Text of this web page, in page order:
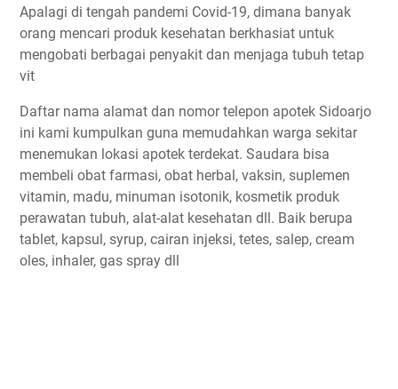
Apalagi di tengah pandemi Covid-19, dimana banyak
orang mencari produk kesehatan berkhasiat untuk
mengobati berbagai penyakit dan menjaga tubuh tetap
vit
Daftar nama alamat dan nomor telepon apotek Sidoarjo
ini kami kumpulkan guna memudahkan warga sekitar
menemukan lokasi apotek terdekat. Saudara bisa
membeli obat farmasi, obat herbal, vaksin, suplemen
vitamin, madu, minuman isotonik, kosmetik produk
perawatan tubuh, alat-alat kesehatan dll. Baik berupa
tablet, kapsul, syrup, cairan injeksi, tetes, salep, cream
oles, inhaler, gas spray dll